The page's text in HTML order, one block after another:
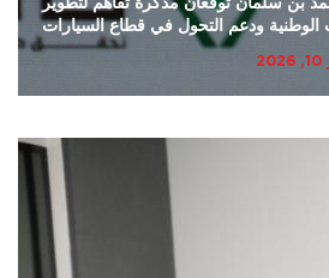
بن سلمان توقعان مذكرة تفاهم لتطوير
الوطنية ودعم التحول في قطاع السيارات